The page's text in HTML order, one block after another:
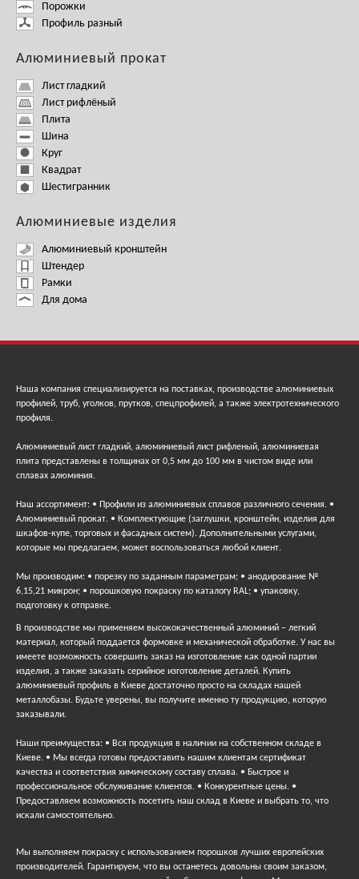
Порожки
Профиль разный
Алюминиевый прокат
Лист гладкий
Лист рифлёный
Плита
Шина
Круг
Квадрат
Шестигранник
Алюминиевые изделия
Алюминиевый кронштейн
Штендер
Рамки
Для дома
Наша компания специализируется на поставках, производстве алюминиевых
профилей, труб, уголков, прутков, спецпрофилей, а также электротехнического
профиля.
Алюминиевый лист гладкий, алюминиевый лист рифленый, алюминиевая
плита представлены в толщинах от 0,5 мм до 100 мм в чистом виде или
сплавах алюминия.
Наш ассортимент: • Профили из алюминиевых сплавов различного сечения. •
Алюминиевый прокат. • Комплектующие (заглушки, кронштейн, изделия для
шкафов-купе, торговых и фасадных систем). Дополнительными услугами,
которые мы предлагаем, может воспользоваться любой клиент.
Мы производим: • порезку по заданным параметрам; • анодирование №
6,15,21 микрон; • порошковую покраску по каталогу RAL; • упаковку,
подготовку к отправке.
В производстве мы применяем высококачественный алюминий – легкий
материал, который поддается формовке и механической обработке. У нас вы
имеете возможность совершить заказ на изготовление как одной партии
изделия, а также заказать серийное изготовление деталей. Купить
алюминиевый профиль в Киеве достаточно просто на складах нашей
металлобазы. Будьте уверены, вы получите именно ту продукцию, которую
заказывали.
Наши преимущества: • Вся продукция в наличии на собственном складе в
Киеве. • Мы всегда готовы предоставить нашим клиентам сертификат
качества и соответствия химическому составу сплава. • Быстрое и
профессиональное обслуживание клиентов. • Конкурентные цены. •
Предоставляем возможность посетить наш склад в Киеве и выбрать то, что
искали самостоятельно.
Мы выполняем покраску с использованием порошков лучших европейских
производителей. Гарантируем, что вы останетесь довольны своим заказом,